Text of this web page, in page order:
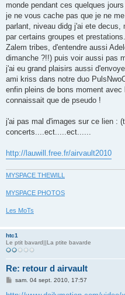
monde pendant ces quelques
je ne vous cache pas que je ne
parlant, niveau didg j'ai ete decus,
par certains groupes et
Zalem tribes, d'entendre aussi
dimanche ?!!) puis voir aussi pas
j'ai eu grand plaisirs aussi
ami kriss dans notre duo
enfin pleins de bons moment
connaissait que de pseudo !
j'ai pas mal d'images sur ce lien :
concerts....ect.....ect......
http://lauwill.free.fr/airvault2010
MYSPACE THEWILL
MYSPACE PHOTOS
Les MoTs
htc1
Le ptit bavard||La ptite bavarde
Re: retour d airvault
M
s
sam. 04 sept. 2010, 17:57